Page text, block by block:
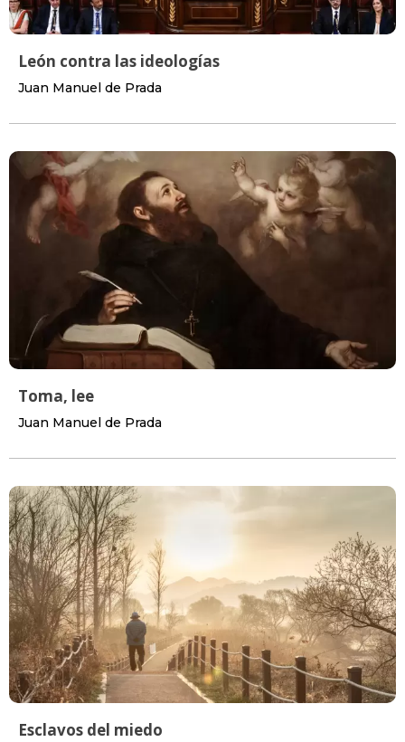
León contra las ideologías
Juan Manuel de Prada
Toma, lee
Juan Manuel de Prada
Esclavos del miedo